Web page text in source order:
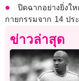
ปิดฉากอย่างยิ่งใ
กายกรรมจาก 14 ปร
ข่าวล่าสุด